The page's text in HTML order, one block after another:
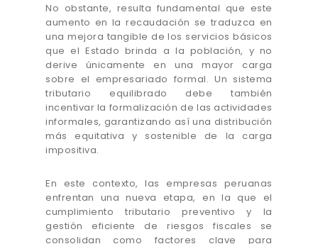
No obstante, resulta fundamental que este
aumento en la recaudación se traduzca en
una mejora tangible de los servicios básicos
que el Estado brinda a la población, y no
derive únicamente en una mayor carga
sobre el empresariado formal. Un sistema
tributario equilibrado debe también
incentivar la formalización de las actividades
informales, garantizando así una distribución
más equitativa y sostenible de la carga
impositiva.
En este contexto, las empresas peruanas
enfrentan una nueva etapa, en la que el
cumplimiento tributario preventivo y la
gestión eficiente de riesgos fiscales se
consolidan como factores clave para